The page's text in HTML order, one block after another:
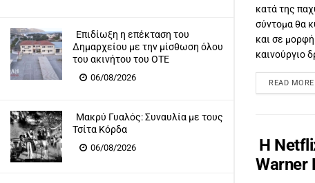
Επιδίωξη η επέκταση του
Δημαρχείου με την μίσθωση όλου
του ακινήτου του ΟΤΕ
06/08/2026
Μακρύ Γυαλός: Συναυλία με τους
Τσίτα Κόρδα
06/08/2026
κατά της
σύντομα θα
και σε
καινούργιο
READ MORE
Η
Warner